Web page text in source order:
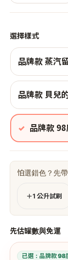
選擇樣式
品牌款 蒸汽
品牌款 貝兒
品牌款
怕選錯色？先
＋1 公升試刷
先估罐數與免運
已選： 品牌款 98